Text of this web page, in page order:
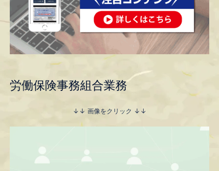
労働保険事務組合業務
↓↓ 画像をクリック ↓↓